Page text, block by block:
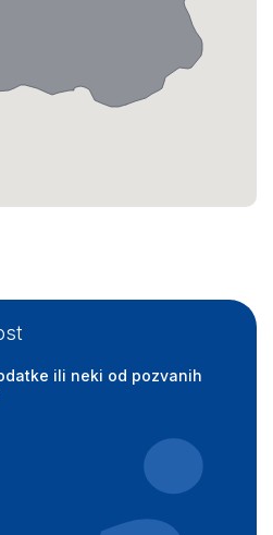
ili neki od pozvanih